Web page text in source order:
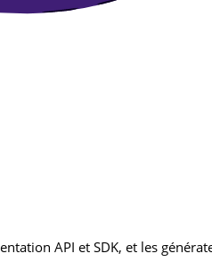
API et SDK, et les